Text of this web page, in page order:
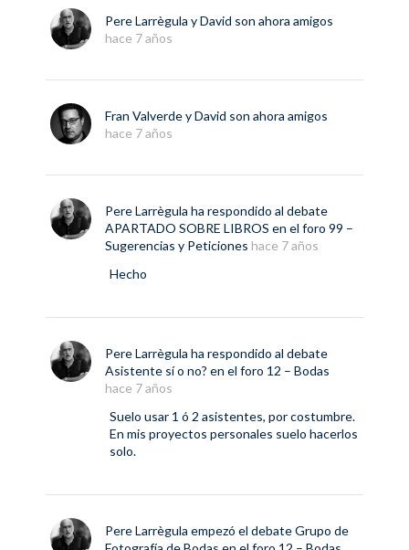
Pere Larrègula yDavid son ahora amigos
hace 7 años
Fran ValverdeyDavid son ahora amigos
hace 7 años
Pere Larrègula ha respondido al debate
APARTADO SOBRE LIBROS en el foro 99 –
Sugerencias y Peticiones hace 7 años
Hecho
Pere Larrègula ha respondido al debate
Asistente sí o no? en el foro 12 – Bodas
hace 7 años
Suelo usar 1 ó 2 asistentes, por costumbre.
En mis proyectos personales suelo hacerlos
solo.
Pere Larrègula empezó el debateGrupo de